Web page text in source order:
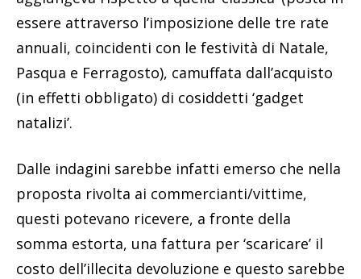
essere attraverso l’imposizione delle tre rate
annuali, coincidenti con le festività di Natale,
Pasqua e Ferragosto), camuffata dall’acquisto
(in effetti obbligato) di cosiddetti ‘gadget
natalizi’.
Dalle indagini sarebbe infatti emerso che nella
proposta rivolta ai commercianti/vittime,
questi potevano ricevere, a fronte della
somma estorta, una fattura per ‘scaricare’ il
costo dell’illecita devoluzione e questo sarebbe